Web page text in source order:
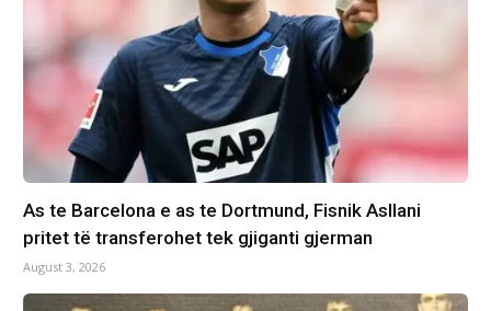
As te Barcelona e as te Dortmund, Fisnik Asllani
pritet të transferohet tek gjiganti gjerman
August 3, 2026